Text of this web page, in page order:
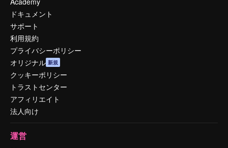
ドキュメント
サポート
利用規約
プライバシーポリシー
オリジナル 新規
クッキーポリシー
トラストセンター
アフィリエイト
法人向け
運営